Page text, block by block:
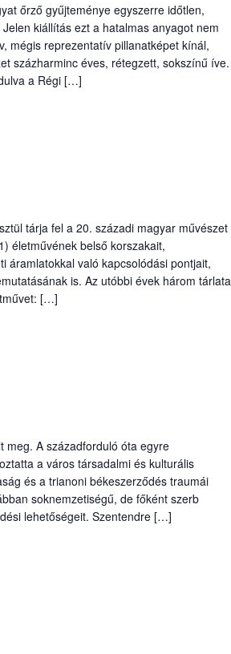
őrző gyűjteménye egyszerre időtlen,
kiállítás ezt a hatalmas anyagot nem
mégis reprezentatív pillanatképet kínál,
százharminc éves, rétegzett, sokszínű íve.
a Régi […]
tárja fel a 20. századi magyar művészet
életművének belső korszakait,
áramlatokkal való kapcsolódási pontjait,
is. Az utóbbi évek három tárlata
[…]
meg. A századforduló óta egyre
a város társadalmi és kulturális
és a trianoni békeszerződés traumái
soknemzetiségű, de főként szerb
lehetőségeit. Szentendre […]